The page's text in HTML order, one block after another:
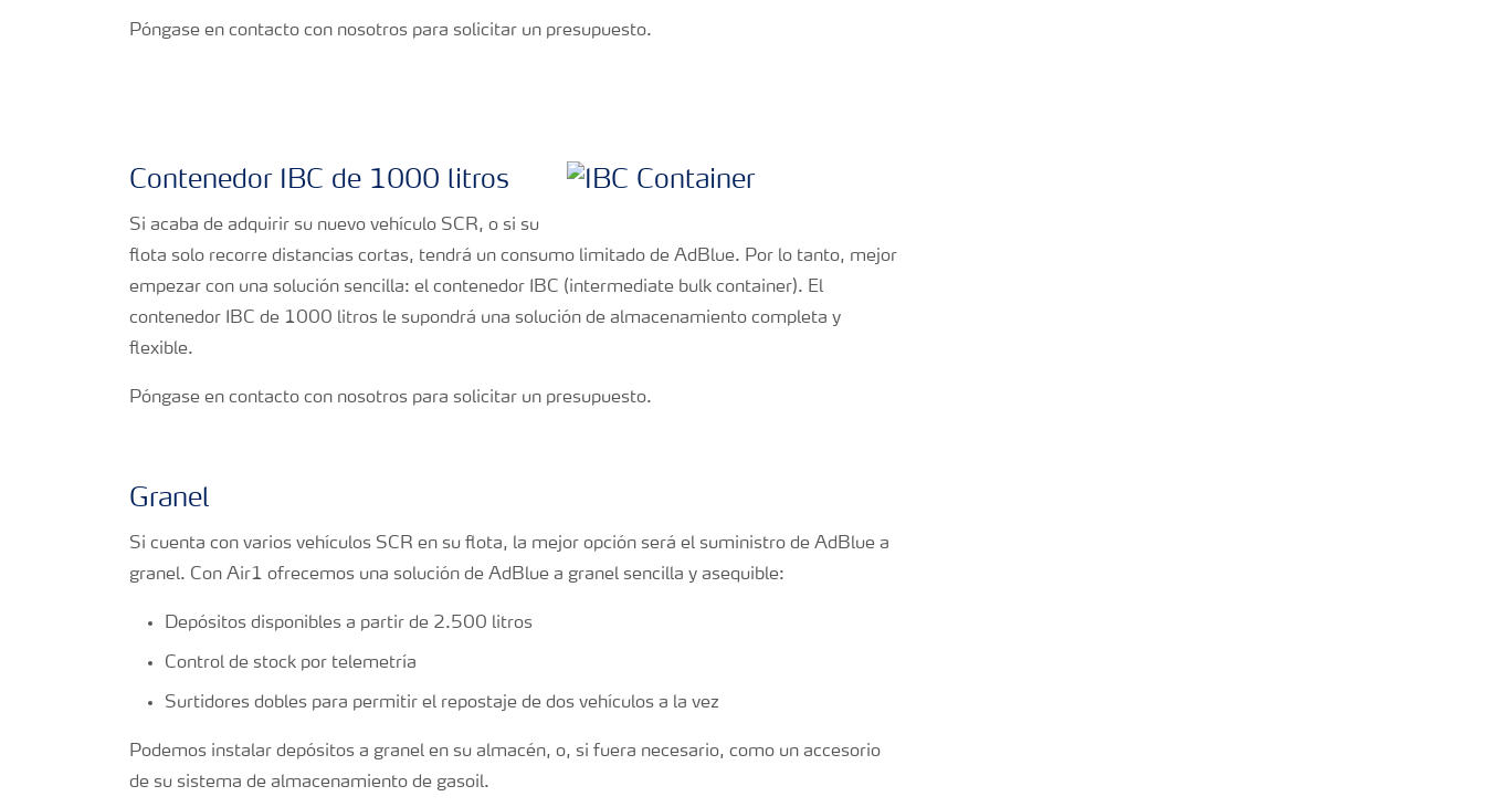
Póngase en contacto con nosotros para solicitar un presupuesto.
Contenedor IBC de 1000 litros
Si acaba de adquirir su nuevo vehículo SCR, o si su
flota solo recorre distancias cortas, tendrá un consumo limitado de AdBlue. Por lo tanto, mejor
empezar con una solución sencilla: el contenedor IBC (intermediate bulk container). El
contenedor IBC de 1000 litros le supondrá una solución de almacenamiento completa y
flexible.
Póngase en contacto con nosotros para solicitar un presupuesto.
Granel
Si cuenta con varios vehículos SCR en su flota, la mejor opción será el suministro de AdBlue a
granel. Con Air1 ofrecemos una solución de AdBlue a granel sencilla y asequible:
Depósitos disponibles a partir de 2.500 litros
Control de stock por telemetría
Surtidores dobles para permitir el repostaje de dos vehículos a la vez
Podemos instalar depósitos a granel en su almacén, o, si fuera necesario, como un accesorio
de su sistema de almacenamiento de gasoil.